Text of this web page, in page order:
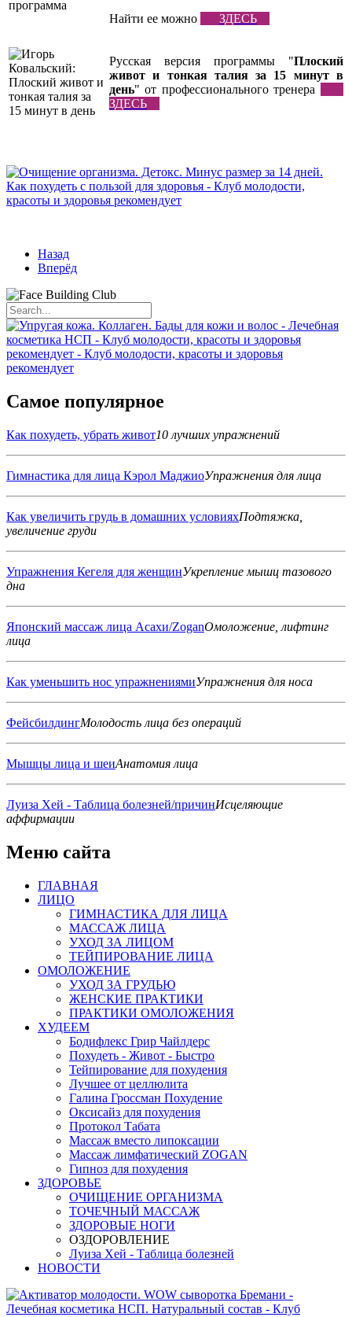
Найти ее можно
ЗДЕСЬ
Русская версия программы "Плоский
живот и тонкая талия за 15 минут в
день" от профессионального тренера
ЗДЕСЬ
Назад
Вперёд
Самое популярное
Как похудеть, убрать живот10 лучших упражнений
Гимнастика для лица Кэрол МаджиоУпражнения для лица
Как увеличить грудь в домашних условияхПодтяжка,
увеличение груди
Упражнения Кегеля для женщинУкрепление мышц тазового
дна
Японский массаж лица Асахи/ZoganОмоложение, лифтинг
лица
Как уменьшить нос упражнениямиУпражнения для носа
ФейсбилдингМолодость лица без операций
Мышцы лица и шеиАнатомия лица
Луиза Хей - Таблица болезней/причинИсцеляющие
аффирмации
Меню сайта
ГЛАВНАЯ
ЛИЦО
ГИМНАСТИКА ДЛЯ ЛИЦА
МАССАЖ ЛИЦА
УХОД ЗА ЛИЦОМ
ТЕЙПИРОВАНИЕ ЛИЦА
ОМОЛОЖЕНИЕ
УХОД ЗА ГРУДЬЮ
ЖЕНСКИЕ ПРАКТИКИ
ПРАКТИКИ ОМОЛОЖЕНИЯ
ХУДЕЕМ
Бодифлекс Грир Чайлдерс
Похудеть - Живот - Быстро
Тейпирование для похудения
Лучшее от целлюлита
Галина Гроссман Похудение
Оксисайз для похудения
Протокол Табата
Массаж вместо липоксации
Массаж лимфатический ZOGAN
Гипноз для похудения
ЗДОРОВЬЕ
ОЧИЩЕНИЕ ОРГАНИЗМА
ТОЧЕЧНЫЙ МАССАЖ
ЗДОРОВЫЕ НОГИ
ОЗДОРОВЛЕНИЕ
Луиза Хей - Таблица болезней
НОВОСТИ